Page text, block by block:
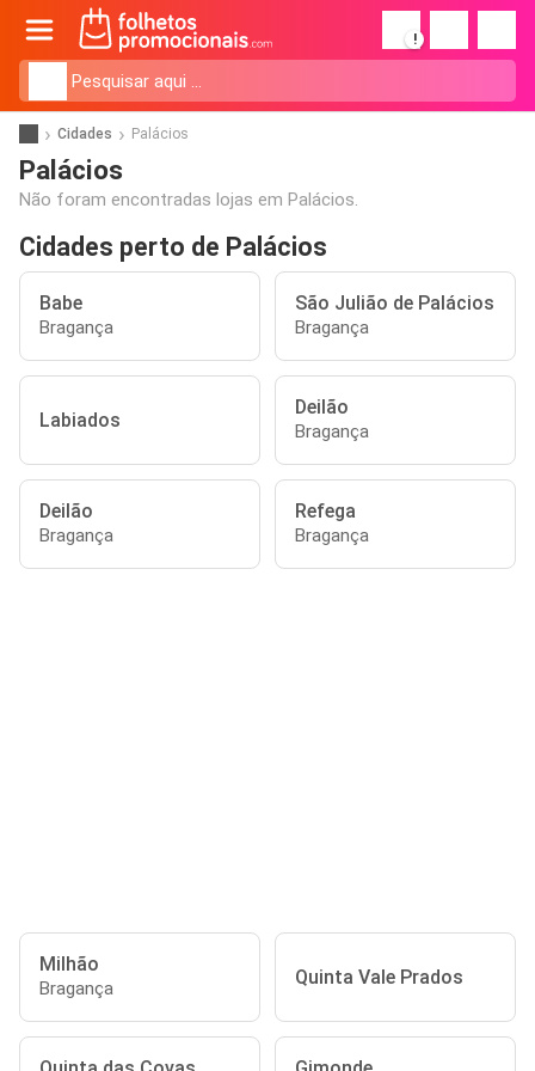
!
Cidades Palácios
Palácios
Não foram encontradas lojas em Palácios.
Cidades perto de Palácios
Babe
Bragança
São Julião de Palácios
Bragança
Labiados
Deilão
Bragança
Deilão
Bragança
Refega
Bragança
Milhão
Bragança Quinta Vale Prados